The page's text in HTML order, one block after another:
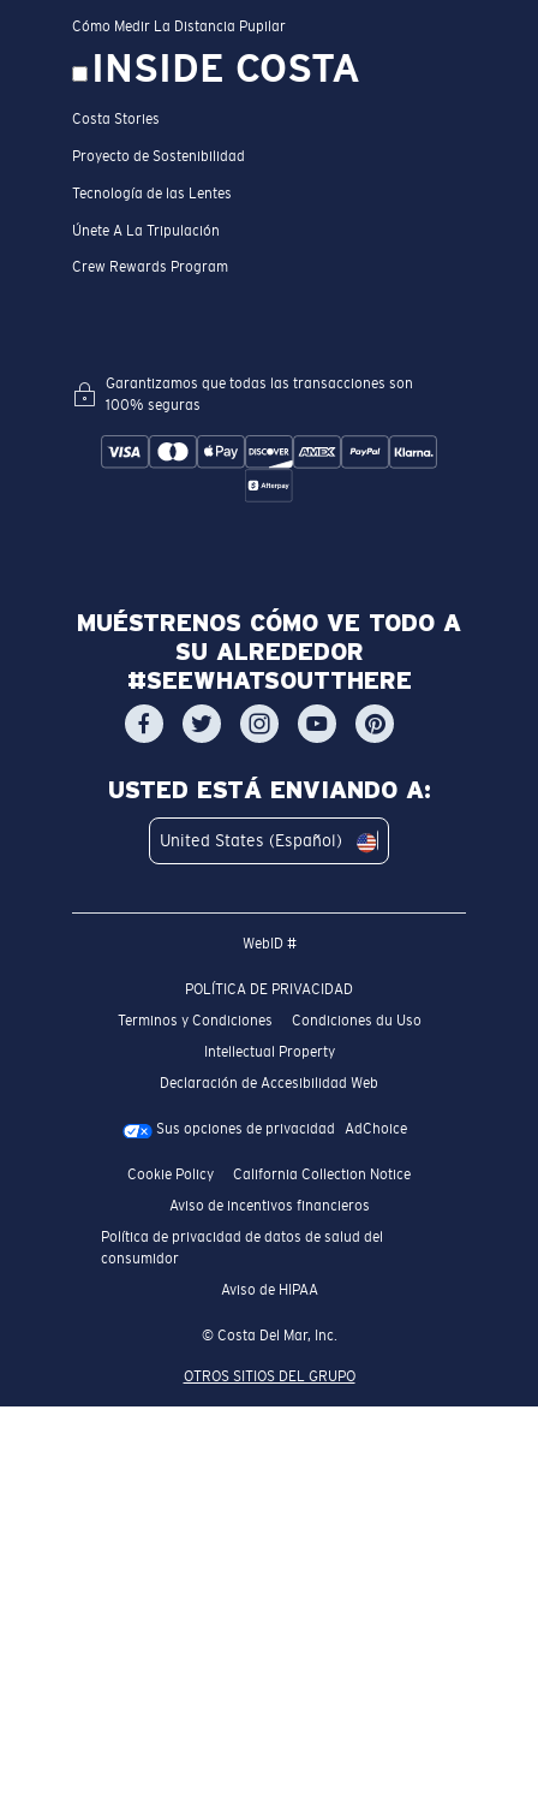
Cómo Medir La Distancia Pupilar
INSIDE COSTA
Costa Stories
Proyecto de Sostenibilidad
Tecnología de las Lentes
Únete A La Tripulación
Crew Rewards Program
Garantizamos que todas las transacciones son
100% seguras
MUÉSTRENOS CÓMO VE TODO A
SU ALREDEDOR
#SEEWHATSOUTTHERE
USTED ESTÁ ENVIANDO A:
United States (Español)
WebID #
POLÍTICA DE PRIVACIDAD
Terminos y Condiciones
Condiciones du Uso
Intellectual Property
Declaración de Accesibilidad Web
Sus opciones de privacidad AdChoice
Cookie Policy
California Collection Notice
Aviso de incentivos financieros
Política de privacidad de datos de salud del
consumidor
Aviso de HIPAA
© Costa Del Mar, Inc.
OTROS SITIOS DEL GRUPO